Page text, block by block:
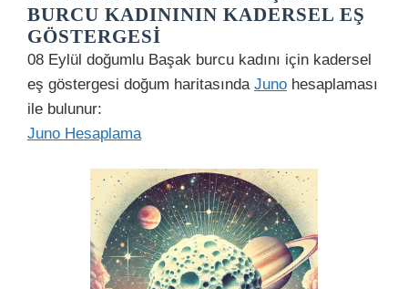
BURCU KADINININ KADERSEL EŞ
GÖSTERGESI
08 Eylül doğumlu Başak burcu kadını için kadersel
eş göstergesi doğum haritasında Juno hesaplaması
ile bulunur:
Juno Hesaplama